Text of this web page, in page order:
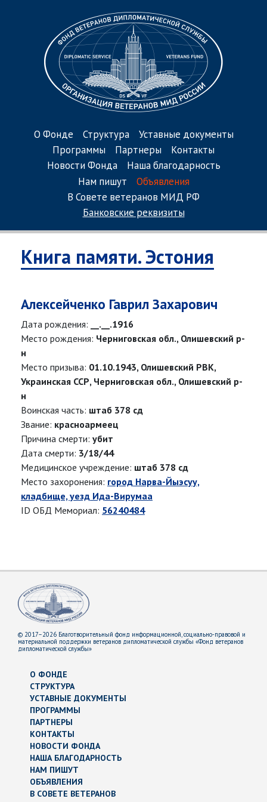
О Фонде Структура
Уставные документы
Программы
Партнеры
Контакты
Новости Фонда
Наша благодарность
Нам пишут
Объявления
В Совете ветеранов МИД РФ
Банковские реквизиты
Книга памяти. Эстония
Алексейченко Гаврил Захарович
Дата рождения:
__.__.1916
Место рождения: Черниговская обл., Олишевский р-
н
Место призыва: 01.10.1943, Олишевский РВК,
Украинская ССР, Черниговская обл., Олишевский р-
н
Воинская часть: штаб 378 сд
Звание: красноармеец
Причина смерти: убит
Дата смерти: 3/18/44
Медицинское учреждение: штаб 378 сд
Место захоронения: город Нарва-Йыэсуу,
кладбище, уезд Ида-Вирумаа
ID ОБД Мемориал: 56240484
© 2017–2026 Благотворительный фонд информационной, социально-правовой и
материальной поддержки ветеранов дипломатической службы «Фонд ветеранов
дипломатической службы»
О ФОНДЕ
СТРУКТУРА
УСТАВНЫЕ ДОКУМЕНТЫ
ПРОГРАММЫ
ПАРТНЕРЫ
КОНТАКТЫ
НОВОСТИ ФОНДА
НАША БЛАГОДАРНОСТЬ
НАМ ПИШУТ
ОБЪЯВЛЕНИЯ
В СОВЕТЕ ВЕТЕРАНОВ